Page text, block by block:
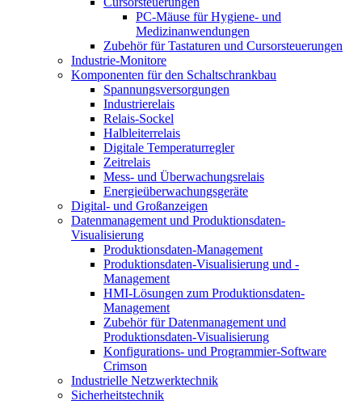
PC-Mäuse für Hygiene- und
Medizinanwendungen
Zubehör für Tastaturen und Cursorsteuerungen
Industrie-Monitore
Komponenten für den Schaltschrankbau
Spannungsversorgungen
Industrierelais
Relais-Sockel
Halbleiterrelais
Digitale Temperaturregler
Zeitrelais
Mess- und Überwachungsrelais
Energieüberwachungsgeräte
Digital- und Großanzeigen
Datenmanagement und Produktionsdaten-
Visualisierung
Produktionsdaten-Management
Produktionsdaten-Visualisierung und -
Management
HMI-Lösungen zum Produktionsdaten-
Management
Zubehör für Datenmanagement und
Produktionsdaten-Visualisierung
Konfigurations- und Programmier-Software
Crimson
Industrielle Netzwerktechnik
Sicherheitstechnik